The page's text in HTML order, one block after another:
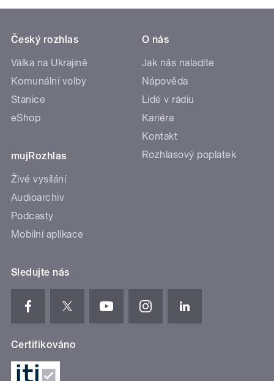
Český rozhlas
Válka na Ukrajině
Komunální volby
Stanice
eShop
mujRozhlas
Živé vysílání
Audioarchiv
Podcasty
Mobilní aplikace
O nás
Jak nás naladíte
Nápověda
Lidé v rádiu
Kariéra
Kontakt
Rozhlasový poplatek
Sledujte nás
Certifikováno